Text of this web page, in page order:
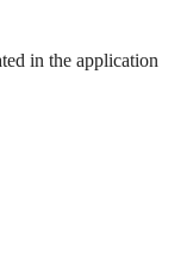
in the application